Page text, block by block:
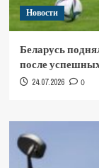
Новости
Беларусь
после
24.07.2026 0